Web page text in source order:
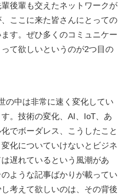
後輩も交えたネットワークが
ここに来た皆さんにとっての
す。ぜひ多くのコミュニケー
て欲しいというのが2つ目の
の中は非常に速く変化してい
。技術の変化、AI、IoT、あ
でボーダレス、こうしたこと
化についていけないとビジネ
遅れているという風潮があ
ような記事ばかりが載ってい
考えて欲しいのは、その背後